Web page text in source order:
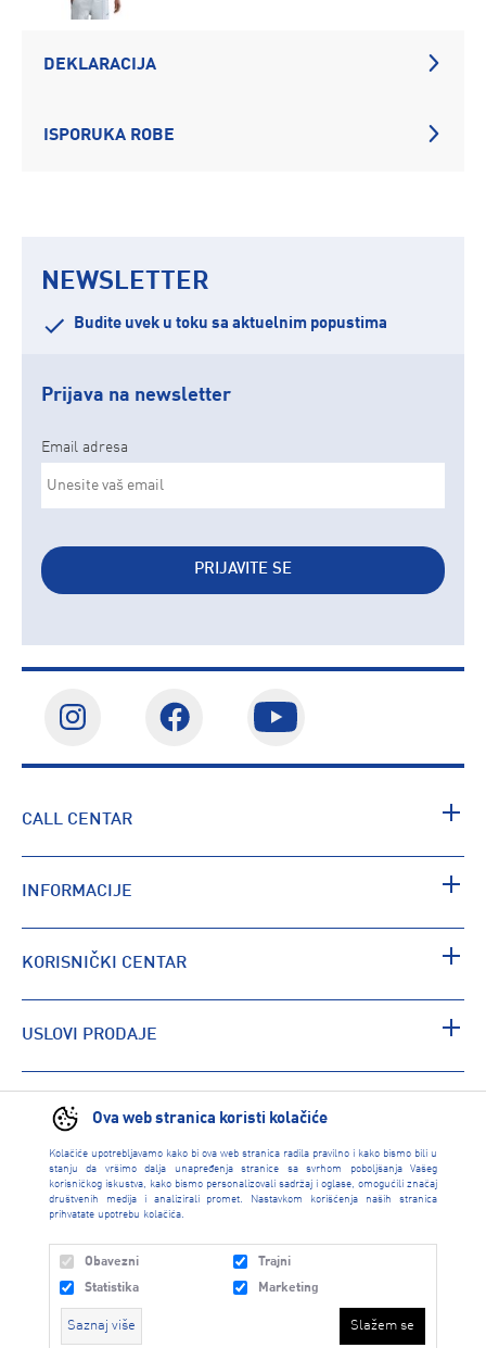
Ova web stranica koristi kolačiće
Kolačiće upotrebljavamo kako bi ova web stranica radila pravilno i kako bismo bili u
stanju da vršimo dalja unapređenja stranice sa svrhom poboljšanja Vašeg
korisničkog iskustva, kako bismo personalizovali sadržaj i oglase, omogućili značaj
društvenih medija i analizirali promet. Nastavkom korišćenja naših stranica
prihvatate upotrebu kolačića.
Obavezni
Trajni
Statistika
Marketing
Saznaj više Slažem se
DEKLARACIJA
ISPORUKA ROBE
NEWSLETTER
Budite uvek u toku sa aktuelnim popustima
Prijava na newsletter
Email adresa
PRIJAVITE SE
CALL CENTAR
INFORMACIJE
KORISNIČKI CENTAR
USLOVI PRODAJE
PRONAĐI RADNJU
INTERSPORT 2026 created by Enetel Solutions